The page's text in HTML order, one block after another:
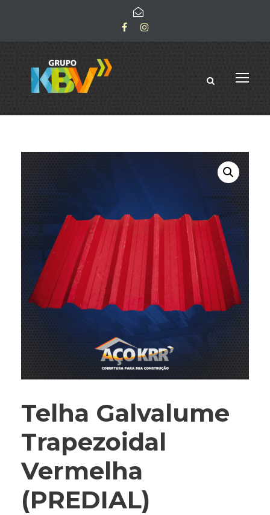
Telha Galvalume
Trapezoidal
Vermelha
(PREDIAL)